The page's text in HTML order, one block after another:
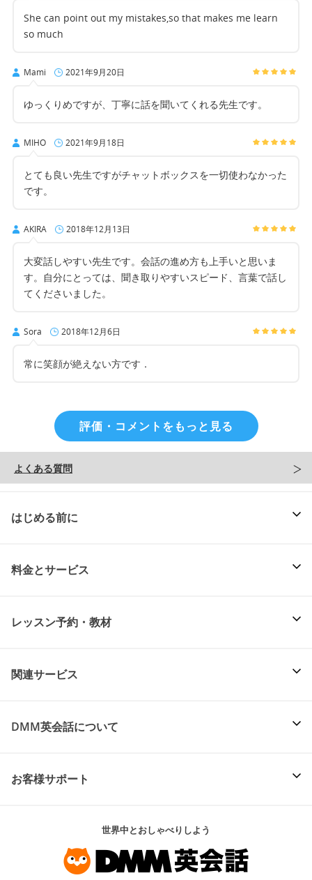
She can point out my mistakes,so that makes me learn
so much
Mami 2021年9月20日
ゆっくりめですが、丁寧に話を聞いてくれる先生です。
MIHO 2021年9月18日
とても良い先生ですがチャットボックスを一切使わなかった
です。
AKIRA 2018年12月13日
大変話しやすい先生です。会話の進め方も上手いと思いま
す。自分にとっては、聞き取りやすいスピード、言葉で話し
てくださいました。
Sora 2018年12月6日
常に笑顔が絶えない方です．
評価・コメントをもっと見る
よくある質問
はじめる前に
料金とサービス
レッスン予約・教材
関連サービス
DMM英会話について
お客様サポート
世界中とおしゃべりしよう